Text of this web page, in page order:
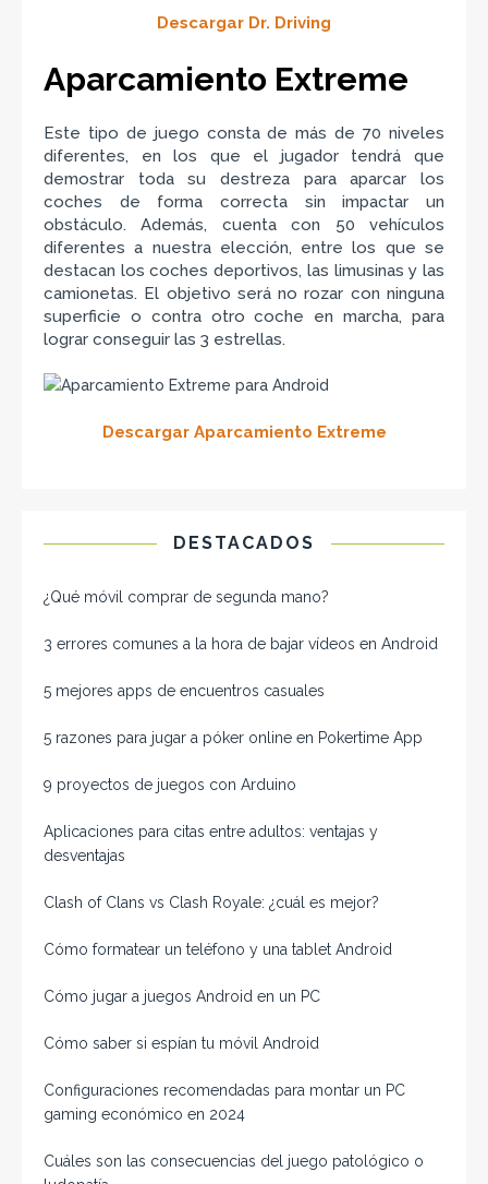
Descargar Dr. Driving
Aparcamiento Extreme
Este tipo de juego consta de más de 70 niveles
diferentes, en los que el jugador tendrá que
demostrar toda su destreza para aparcar los
coches de forma correcta sin impactar un
obstáculo. Además, cuenta con 50 vehículos
diferentes a nuestra elección, entre los que se
destacan los coches deportivos, las limusinas y las
camionetas. El objetivo será no rozar con ninguna
superficie o contra otro coche en marcha, para
lograr conseguir las 3 estrellas.
Descargar Aparcamiento Extreme
DESTACADOS
¿Qué móvil comprar de segunda mano​?
3 errores comunes a la hora de bajar vídeos en Android
5 mejores apps de encuentros casuales
5 razones para jugar a póker online en Pokertime App
9 proyectos de juegos con Arduino
Aplicaciones para citas entre adultos: ventajas y
desventajas
Clash of Clans vs Clash Royale: ¿cuál es mejor?
Cómo formatear un teléfono y una tablet Android
Cómo jugar a juegos Android en un PC
Cómo saber si espían tu móvil Android
Configuraciones recomendadas para montar un PC
gaming económico en 2024
Cuáles son las consecuencias del juego patológico o